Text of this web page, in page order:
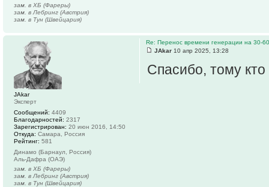
зам. в ХБ (Фареры)
зам. в Лебринг (Австрия)
зам. в Тун (Швейцария)
Re: Перенос времени генерации на 30-
JAkar 10 апр 2025, 13:28
Спасибо, тому кто
JAkar
Эксперт
Сообщений: 4409
Благодарностей: 2317
Зарегистрирован: 20 июн 2016, 14:50
Откуда: Самара, Россия
Рейтинг: 581
Динамо (Барнаул, Россия)
Аль-Дафра (ОАЭ)
зам. в ХБ (Фареры)
зам. в Лебринг (Австрия)
зам. в Тун (Швейцария)